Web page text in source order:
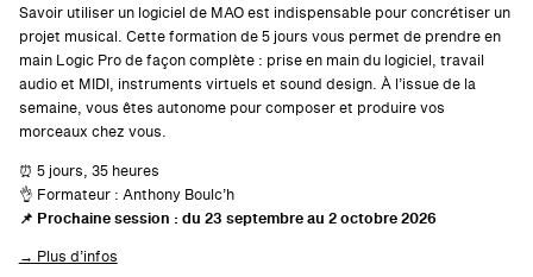
Savoir utiliser un logiciel de MAO est indispensable pour concrétiser un
projet musical. Cette formation de 5 jours vous permet de prendre en
main Logic Pro de façon complète : prise en main du logiciel, travail
audio et MIDI, instruments virtuels et sound design. À l’issue de la
semaine, vous êtes autonome pour composer et produire vos
morceaux chez vous.
⏰ 5 jours, 35 heures
👌 Formateur : Anthony Boulc’h
📌 Prochaine session : du 23 septembre au 2 octobre 2026
→ Plus d’infos